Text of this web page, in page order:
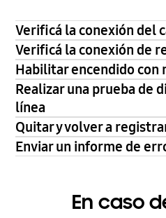
Verificá la conexión del
Verificá la conexión de
Habilitar encendido con
Realizar una prueba de
línea
Quitar y volver a
Enviar un informe de
En caso